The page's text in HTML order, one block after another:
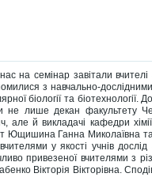
на семінар завітали вчителі
з навчально-дослідними
біології та біотехнології.
не лише декан факультету
й викладачі кафедри хімії
Ющишина Ганна Миколаївна
у якості учнів
привезеної вчителями з
Вікторія Вікторівна.